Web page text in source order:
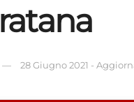
28 Giugno 2021 -